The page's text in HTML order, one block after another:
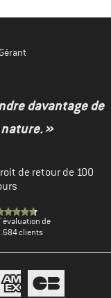
davantage de
»
de retour de 100
évaluation de
clients